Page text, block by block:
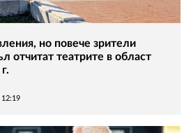
но повече зрители
отчитат театрите в област
12:19